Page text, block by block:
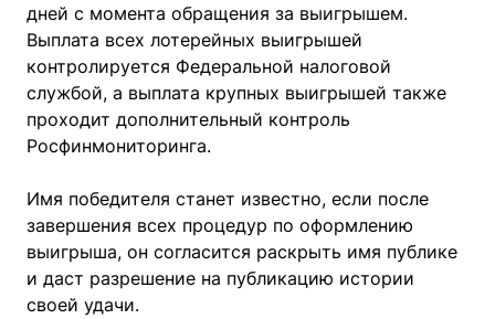
дней с момента обращения за выигрышем.
Выплата всех лотерейных выигрышей
контролируется Федеральной налоговой
службой, а выплата крупных выигрышей также
проходит дополнительный контроль
Росфинмониторинга.
Имя победителя станет известно, если после
завершения всех процедур по оформлению
выигрыша, он согласится раскрыть имя публике
и даст разрешение на публикацию истории
своей удачи.